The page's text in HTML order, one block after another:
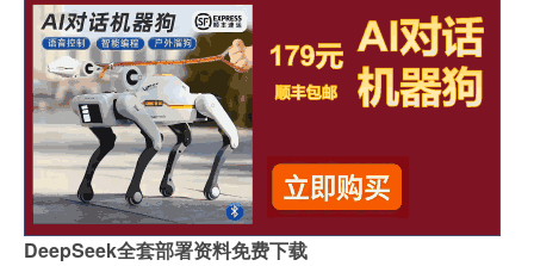
DeepSeek全套部署资料免费下载